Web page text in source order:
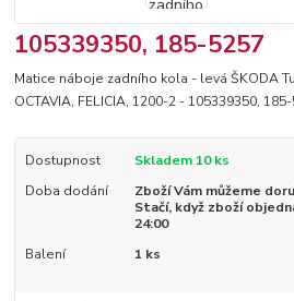
105339350, 185-5257
Matice náboje zadního kola - levá ŠKODA
OCTAVIA, FELICIA, 1200-2 - 105339350,
Dostupnost
Skladem 10 ks
Doba dodání
Zboží Vám můžeme
Stačí, když zboží
24:00
Balení
1 ks